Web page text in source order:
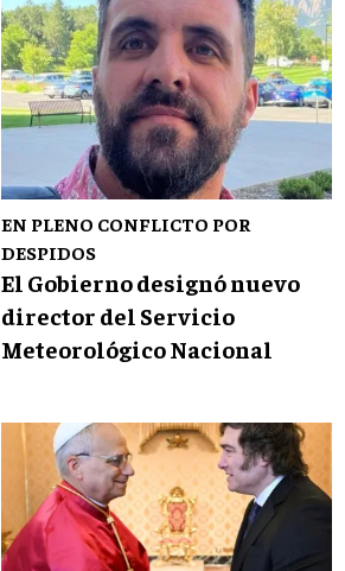
EN PLENO CONFLICTO POR
DESPIDOS
El Gobierno designó nuevo
director del Servicio
Meteorológico Nacional